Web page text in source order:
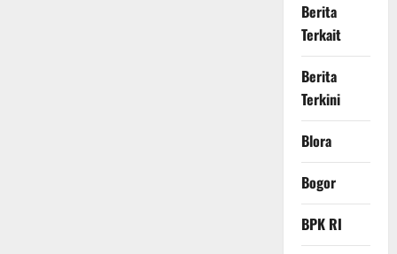
Berita
Terkait
Berita
Terkini
Blora
Bogor
BPK RI